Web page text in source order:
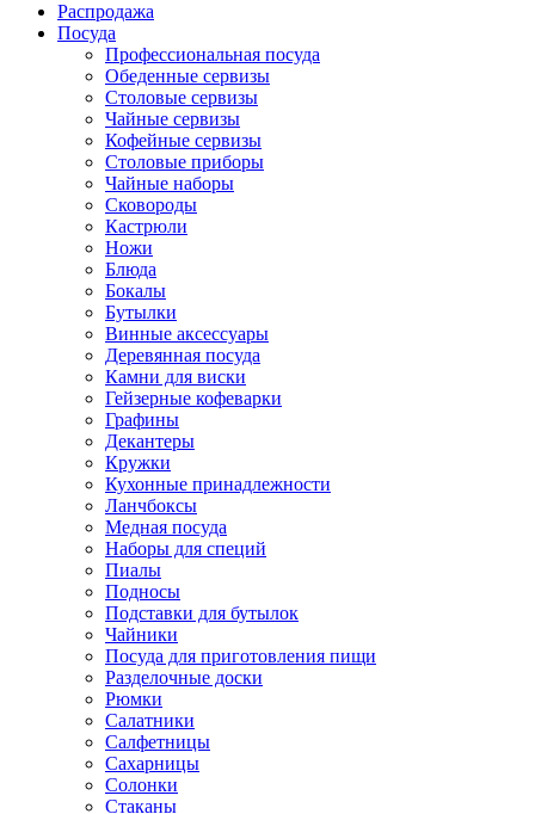
Распродажа
Посуда
Профессиональная посуда
Обеденные сервизы
Столовые сервизы
Чайные сервизы
Кофейные сервизы
Столовые приборы
Чайные наборы
Сковороды
Кастрюли
Ножи
Блюда
Бокалы
Бутылки
Винные аксессуары
Деревянная посуда
Камни для виски
Гейзерные кофеварки
Графины
Декантеры
Кружки
Кухонные принадлежности
Ланчбоксы
Медная посуда
Наборы для специй
Пиалы
Подносы
Подставки для бутылок
Чайники
Посуда для приготовления пищи
Разделочные доски
Рюмки
Салатники
Салфетницы
Сахарницы
Солонки
Стаканы